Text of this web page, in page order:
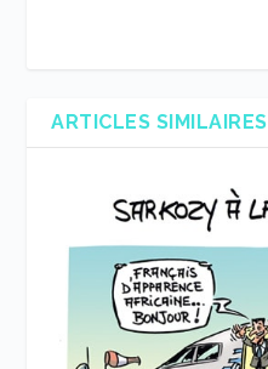
ARTICLES SIMILAIRES